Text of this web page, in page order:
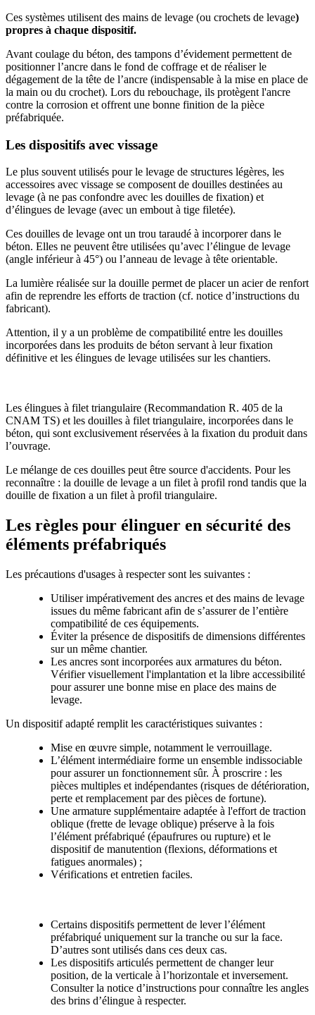
Ces systèmes utilisent des mains de levage (ou crochets de levage)
propres à chaque dispositif.
Avant coulage du béton, des tampons d’évidement permettent de
positionner l’ancre dans le fond de coffrage et de réaliser le
dégagement de la tête de l’ancre (indispensable à la mise en place de
la main ou du crochet). Lors du rebouchage, ils protègent l'ancre
contre la corrosion et offrent une bonne finition de la pièce
préfabriquée.
Les dispositifs avec vissage
Le plus souvent utilisés pour le levage de structures légères, les
accessoires avec vissage se composent de douilles destinées au
levage (à ne pas confondre avec les douilles de fixation) et
d’élingues de levage (avec un embout à tige filetée).
Ces douilles de levage ont un trou taraudé à incorporer dans le
béton. Elles ne peuvent être utilisées qu’avec l’élingue de levage
(angle inférieur à 45°) ou l’anneau de levage à tête orientable.
La lumière réalisée sur la douille permet de placer un acier de renfort
afin de reprendre les efforts de traction (cf. notice d’instructions du
fabricant).
Attention, il y a un problème de compatibilité entre les douilles
incorporées dans les produits de béton servant à leur fixation
définitive et les élingues de levage utilisées sur les chantiers.
Les élingues à filet triangulaire (Recommandation R. 405 de la
CNAM TS) et les douilles à filet triangulaire, incorporées dans le
béton, qui sont exclusivement réservées à la fixation du produit dans
l’ouvrage.
Le mélange de ces douilles peut être source d'accidents. Pour les
reconnaître : la douille de levage a un filet à profil rond tandis que la
douille de fixation a un filet à profil triangulaire.
Les règles pour élinguer en sécurité des
éléments préfabriqués
Les précautions d'usages à respecter sont les suivantes :
Utiliser impérativement des ancres et des mains de levage
issues du même fabricant afin de s’assurer de l’entière
compatibilité de ces équipements.
Éviter la présence de dispositifs de dimensions différentes
sur un même chantier.
Les ancres sont incorporées aux armatures du béton.
Vérifier visuellement l'implantation et la libre accessibilité
pour assurer une bonne mise en place des mains de
levage.
Un dispositif adapté remplit les caractéristiques suivantes :
Mise en œuvre simple, notamment le verrouillage.
L’élément intermédiaire forme un ensemble indissociable
pour assurer un fonctionnement sûr. À proscrire : les
pièces multiples et indépendantes (risques de détérioration,
perte et remplacement par des pièces de fortune).
Une armature supplémentaire adaptée à l'effort de traction
oblique (frette de levage oblique) préserve à la fois
l’élément préfabriqué (épaufrures ou rupture) et le
dispositif de manutention (flexions, déformations et
fatigues anormales) ;
Vérifications et entretien faciles.
Certains dispositifs permettent de lever l’élément
préfabriqué uniquement sur la tranche ou sur la face.
D’autres sont utilisés dans ces deux cas.
Les dispositifs articulés permettent de changer leur
position, de la verticale à l’horizontale et inversement.
Consulter la notice d’instructions pour connaître les angles
des brins d’élingue à respecter.